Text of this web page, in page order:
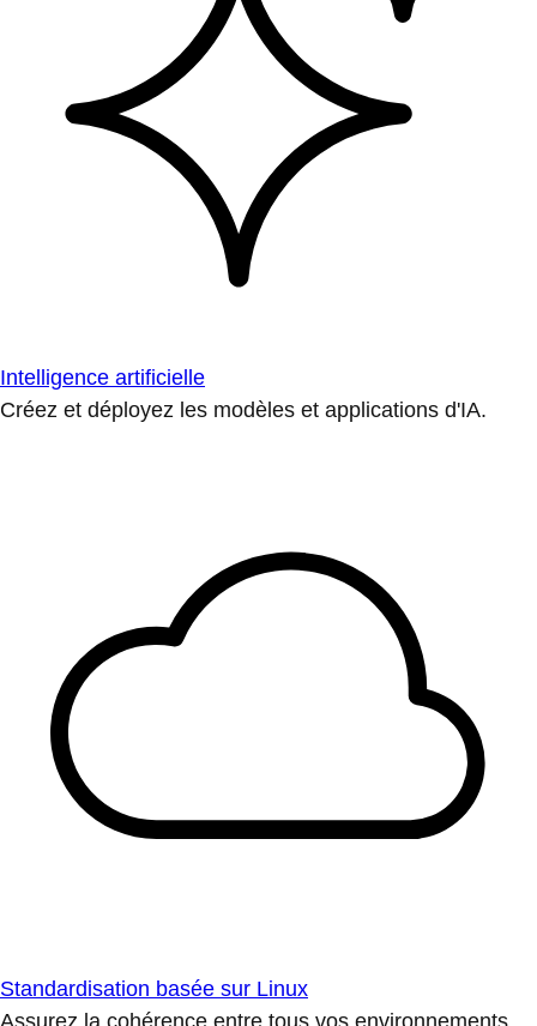
Intelligence artificielle
Créez et déployez les modèles et applications d'IA.
Standardisation basée sur Linux
Assurez la cohérence entre tous vos environnements.